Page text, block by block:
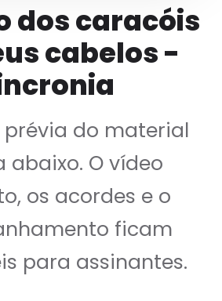
dos caracóis
cabelos -
do material
abaixo. O vídeo
os acordes e o
ficam
para assinantes.